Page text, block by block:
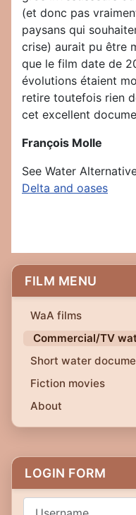
FILM MENU
WaA films
Commercial/TV
Short water
Fiction movies
About
LOGIN FORM
(et donc pas
paysans qui
crise) aurait pu être
que le film date de
évolutions étaient
retire toutefois rien
cet excellent
François Molle
See Water
Delta and oases